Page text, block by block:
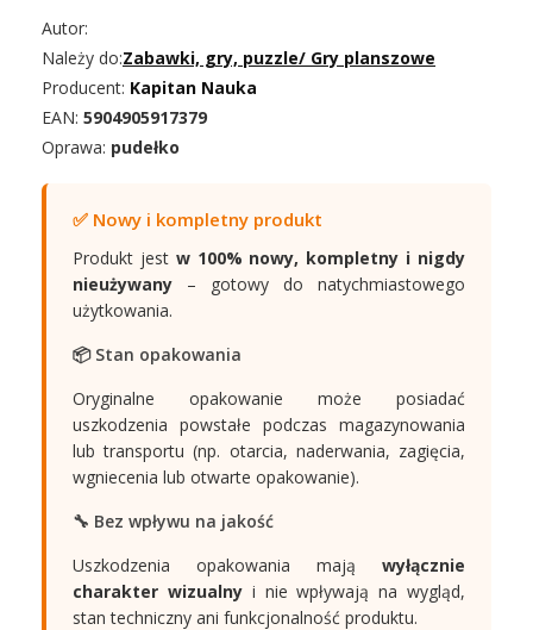
Autor:
Należy do:Zabawki, gry, puzzle/ Gry planszowe
Producent: Kapitan Nauka
EAN: 5904905917379
Oprawa: pudełko
✅ Nowy i kompletny produkt
Produkt jest w 100% nowy, kompletny i nigdy
nieużywany – gotowy do natychmiastowego
użytkowania.
📦 Stan opakowania
Oryginalne opakowanie może posiadać
uszkodzenia powstałe podczas magazynowania
lub transportu (np. otarcia, naderwania, zagięcia,
wgniecenia lub otwarte opakowanie).
🔧 Bez wpływu na jakość
Uszkodzenia opakowania mają wyłącznie
charakter wizualnyi nie wpływają na wygląd,
stan techniczny ani funkcjonalność produktu.